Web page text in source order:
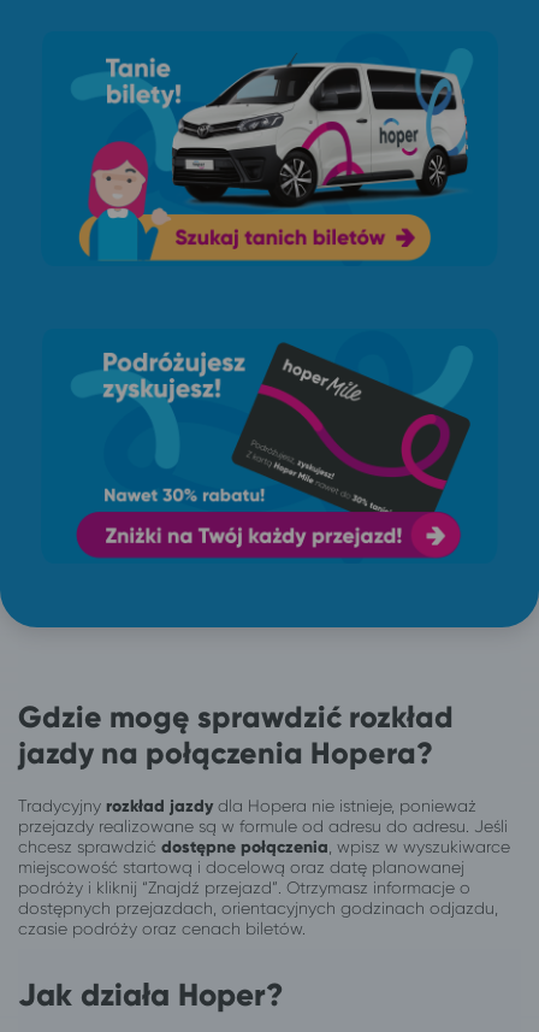
Gdzie mogę sprawdzić rozkład
jazdy na połączenia Hopera?
Tradycyjny rozkład jazdydla Hopera nie istnieje, ponieważ
przejazdy realizowane są w formule od adresu do adresu. Jeśli
chcesz sprawdzić dostępne połączenia , wpisz w wyszukiwarce
miejscowość startową i docelową oraz datę planowanej
podróży i kliknij “Znajdź przejazd”. Otrzymasz informacje o
dostępnych przejazdach, orientacyjnych godzinach odjazdu,
czasie podróży oraz cenach biletów.
Jak działa Hoper?